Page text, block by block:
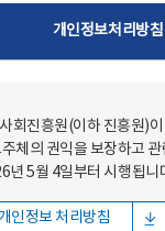
개인정보처리방침
회진흥원(이하 진흥원)
체의 권익을 보장하고
년 5월 4일부터 시행됩니
인정보 처리방침